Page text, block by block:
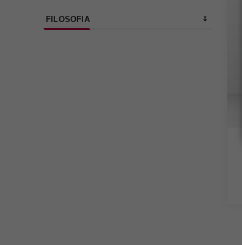
FILOSOFIA